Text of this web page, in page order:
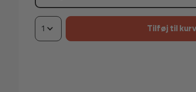
1 Tilføj til kurv